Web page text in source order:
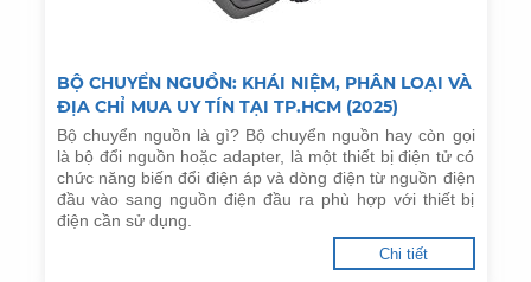
BỘ CHUYỂN NGUỒN: KHÁI NIỆM, PHÂN LOẠI VÀ
ĐỊA CHỈ MUA UY TÍN TẠI TP.HCM (2025)
Bộ chuyển nguồn là gì? Bộ chuyển nguồn hay còn gọi
là bộ đổi nguồn hoặc adapter, là một thiết bị điện tử có
chức năng biến đổi điện áp và dòng điện từ nguồn điện
đầu vào sang nguồn điện đầu ra phù hợp với thiết bị
điện cần sử dụng.
Chi tiết